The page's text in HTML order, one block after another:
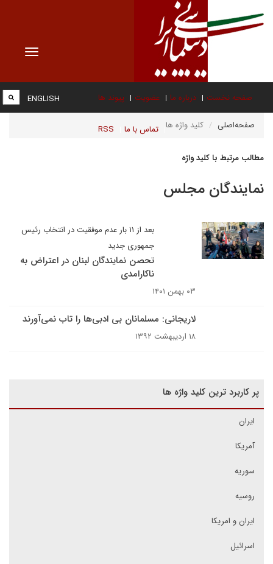
Toggle
صفحه نخست درباره ما عضویت پیوند ها
تماس با ما RSS
ENGLISH
صفحه‌اصلی کلید واژه ها
مطالب مرتبط با کلید واژه
نمایندگان مجلس
بعد از ۱۱ بار عدم موفقیت در انتخاب رئیس
جمهوری جدید
تحصن نمایندگان لبنان در اعتراض به
ناکارامدی
۰۳ بهمن ۱۴۰۱
لاریجانی: مسلمانان بی ادبی‌ها را تاب نمی‌آورند
۱۸ اردیبهشت ۱۳۹۲
پر کاربرد ترین کلید واژه ها
ایران
آمریکا
سوریه
روسیه
ایران و امریکا
اسرائیل